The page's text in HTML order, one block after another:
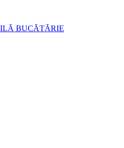
BUCĂTĂRIE